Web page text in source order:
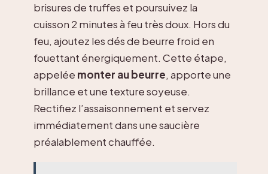
brisures de truffes et poursuivez la
cuisson 2 minutes à feu très doux. Hors du
feu, ajoutez les dés de beurre froid en
fouettant énergiquement. Cette étape,
appelée monter au beurre, apporte une
brillance et une texture soyeuse.
Rectifiez l’assaisonnement et servez
immédiatement dans une saucière
préalablement chauffée.